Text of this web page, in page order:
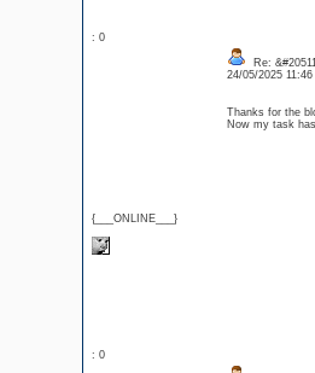
: 0
{___ONLINE___}
Re:
24/05/2025
Thanks for the
Now my task
: 0